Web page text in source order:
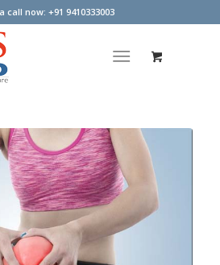
call now: +91 9410333003